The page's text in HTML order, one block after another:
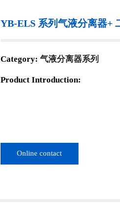
YB-ELS 系列气液分离器+
Category: 气液分离器系列
Product Introduction:
Online contact